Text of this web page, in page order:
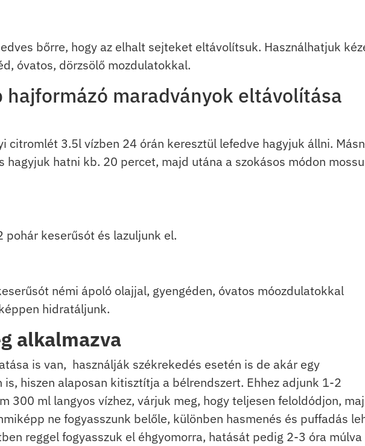
bőrre, hogy az elhalt sejteket eltávolítsuk. Használhatjuk
óvatos, dörzsölő mozdulatokkal.
hajformázó maradványok eltávolítása
citromlét 3.5l vízben 24 órán keresztül lefedve hagyjuk állni.
hagyjuk hatni kb. 20 percet, majd utána a szokásos módon
keserűsót és lazuljunk el.
némi ápoló olajjal, gyengéden, óvatos móozdulatokkal
hidratáljunk.
alkalmazva
is van, használják székrekedés esetén is de akár egy
hiszen alaposan kitisztítja a bélrendszert. Ehhez adjunk 1-2
300 ml langyos vízhez, várjuk meg, hogy teljesen feloldódjon,
ne fogyasszunk belőle, különben hasmenés és puffadás
reggel fogyasszuk el éhgyomorra, hatását pedig 2-3 óra múlva